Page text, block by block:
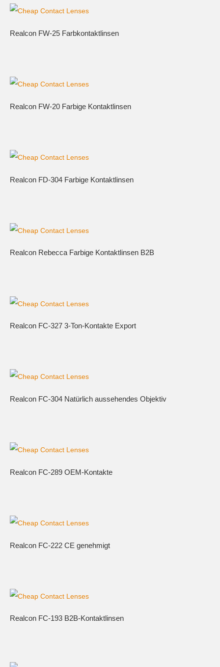
Realcon FW-25 Farbkontaktlinsen
Realcon FW-20 Farbige Kontaktlinsen
Realcon FD-304 Farbige Kontaktlinsen
Realcon Rebecca Farbige Kontaktlinsen B2B
Realcon FC-327 3-Ton-Kontakte Export
Realcon FC-304 Natürlich aussehendes Objektiv
Realcon FC-289 OEM-Kontakte
Realcon FC-222 CE genehmigt
Realcon FC-193 B2B-Kontaktlinsen